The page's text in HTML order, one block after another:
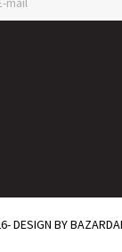
DESIGN BY